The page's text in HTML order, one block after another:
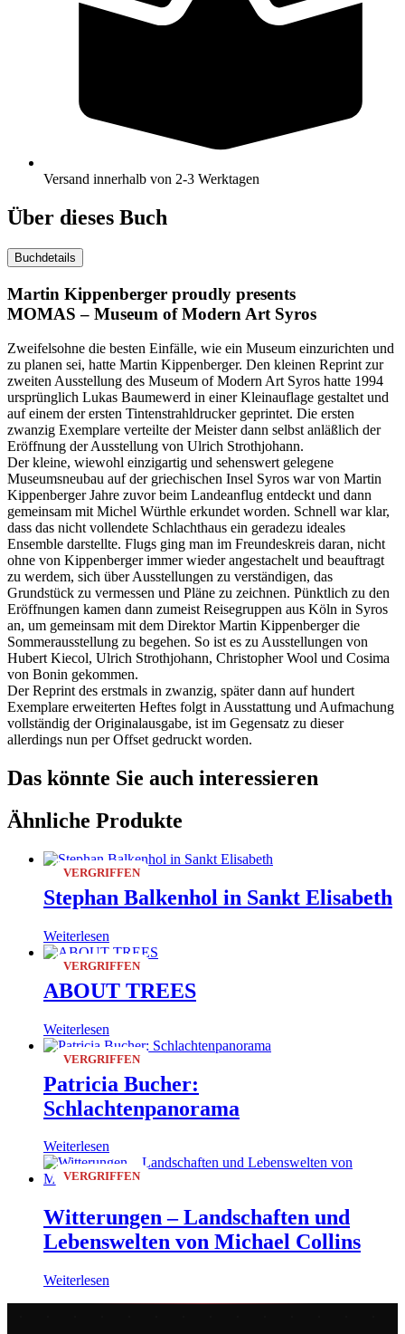
Versand innerhalb von 2-3 Werktagen
Über dieses Buch
Buchdetails
Martin Kippenberger proudly presents
MOMAS – Museum of Modern Art Syros
Zweifelsohne die besten Einfälle, wie ein Museum einzurichten und
zu planen sei, hatte Martin Kippenberger. Den kleinen Reprint zur
zweiten Ausstellung des Museum of Modern Art Syros hatte 1994
ursprünglich Lukas Baumewerd in einer Kleinauflage gestaltet und
auf einem der ersten Tintenstrahldrucker geprintet. Die ersten
zwanzig Exemplare verteilte der Meister dann selbst anläßlich der
Eröffnung der Ausstellung von Ulrich Strothjohann.
Der kleine, wiewohl einzigartig und sehenswert gelegene
Museumsneubau auf der griechischen Insel Syros war von Martin
Kippenberger Jahre zuvor beim Landeanflug entdeckt und dann
gemeinsam mit Michel Würthle erkundet worden. Schnell war klar,
dass das nicht vollendete Schlachthaus ein geradezu ideales
Ensemble darstellte. Flugs ging man im Freundeskreis daran, nicht
ohne von Kippenberger immer wieder angestachelt und beauftragt
zu werdem, sich über Ausstellungen zu verständigen, das
Grundstück zu vermessen und Pläne zu zeichnen. Pünktlich zu den
Eröffnungen kamen dann zumeist Reisegruppen aus Köln in Syros
an, um gemeinsam mit dem Direktor Martin Kippenberger die
Sommerausstellung zu begehen. So ist es zu Ausstellungen von
Hubert Kiecol, Ulrich Strothjohann, Christopher Wool und Cosima
von Bonin gekommen.
Der Reprint des erstmals in zwanzig, später dann auf hundert
Exemplare erweiterten Heftes folgt in Ausstattung und Aufmachung
vollständig der Originalausgabe, ist im Gegensatz zu dieser
allerdings nun per Offset gedruckt worden.
Das könnte Sie auch interessieren
Ähnliche Produkte
VERGRIFFEN
Stephan Balkenhol in Sankt Elisabeth
Weiterlesen
VERGRIFFEN
ABOUT TREES
Weiterlesen
VERGRIFFEN
Patricia Bucher:
Schlachtenpanorama
Weiterlesen
VERGRIFFEN
Witterungen – Landschaften und
Lebenswelten von Michael Collins
Weiterlesen